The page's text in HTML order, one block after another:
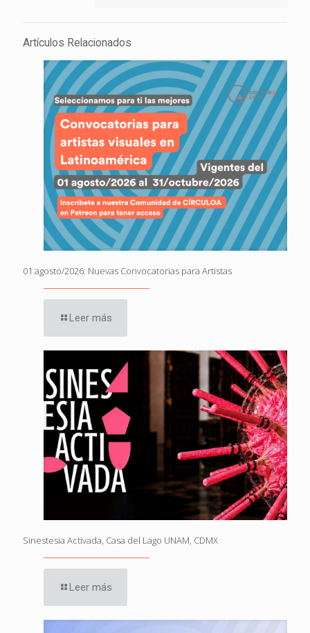
Artículos Relacionados
01 agosto/2026: Nuevas Convocatorias para Artistas
Leer más
Sinestesia Activada, Casa del Lago UNAM, CDMX
Leer más